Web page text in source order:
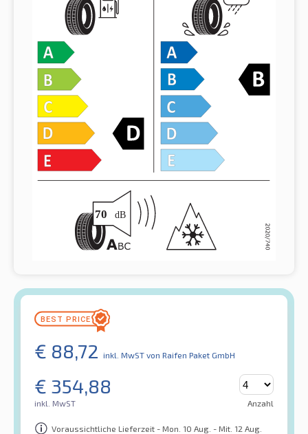
€ 88,72 inkl. MwST von Raifen Paket GmbH
€ 354,88
inkl. MwST Anzahl
Voraussichtliche Lieferzeit - Mon. 10 Aug. - Mit. 12 Aug.